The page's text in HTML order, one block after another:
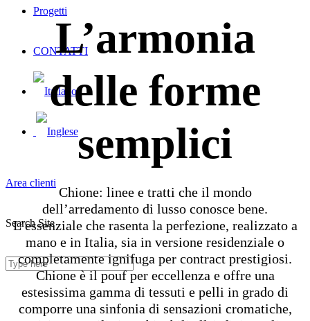
Progetti
CONTATTI
Area clienti
Search Site
L’armonia
delle forme
semplici
Chione: linee e tratti che il mondo
dell’arredamento di lusso conosce bene.
L’essenziale che rasenta la perfezione, realizzato a
mano e in Italia, sia in versione residenziale o
completamente ignifuga per contract prestigiosi.
Chione è il pouf per eccellenza e offre una
estesissima gamma di tessuti e pelli in grado di
comporre una sinfonia di sensazioni cromatiche,